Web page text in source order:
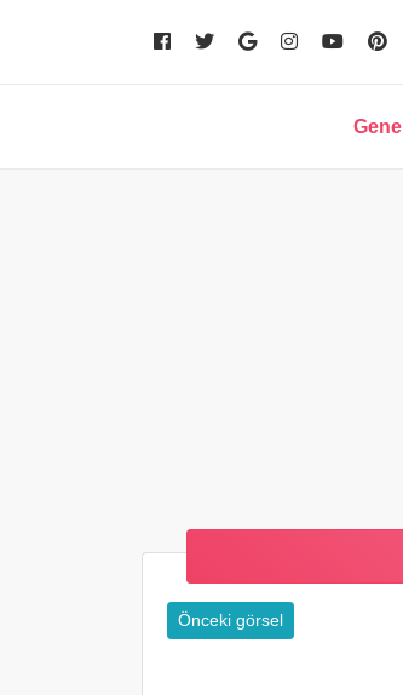
Genel
Önceki görsel